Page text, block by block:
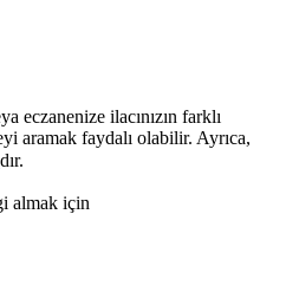
eczanenize ilacınızın farklı
aramak faydalı olabilir. Ayrıca,
dır.
almak için